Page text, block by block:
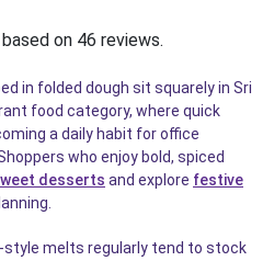
on 46 reviews.
in folded dough sit squarely in Sri
food category, where quick
a daily habit for office
who enjoy bold, spiced
desserts and explore festive
melts regularly tend to stock